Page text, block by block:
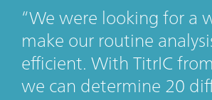
We were looking for a
make our routine
efficient. With TitrIC
we can determine 20